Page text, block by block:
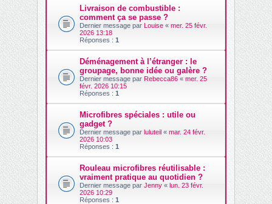
Livraison de combustible :
comment ça se passe ?
Dernier message par Louise « mer. 25 févr.
2026 13:18
Réponses : 1
Déménagement à l’étranger : le
groupage, bonne idée ou galère ?
Dernier message par Rebecca86 « mer. 25
févr. 2026 10:15
Réponses : 1
Microfibres spéciales : utile ou
gadget ?
Dernier message par luluteil « mar. 24 févr.
2026 10:03
Réponses : 1
Rouleau microfibres réutilisable :
vraiment pratique au quotidien ?
Dernier message par Jenny « lun. 23 févr.
2026 10:29
Réponses : 1